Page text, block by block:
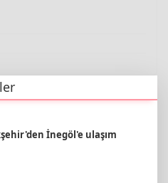
İnegöl'e ulaşım